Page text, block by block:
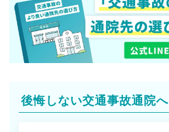
後悔しない交通事故通院へ